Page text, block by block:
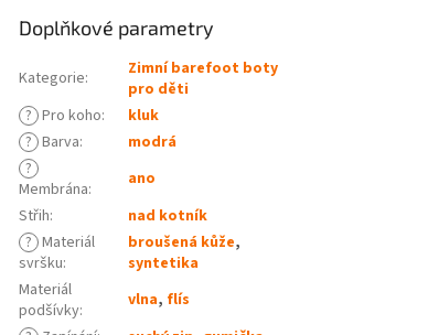
Doplňkové parametry
Kategorie:
Zimní barefoot boty
pro děti
? Pro koho:
kluk
? Barva:
modrá
?
Membrána:
ano
Střih:
nad kotník
? Materiál
svršku:
broušená kůže,
syntetika
Materiál
podšívky: vlna, flís